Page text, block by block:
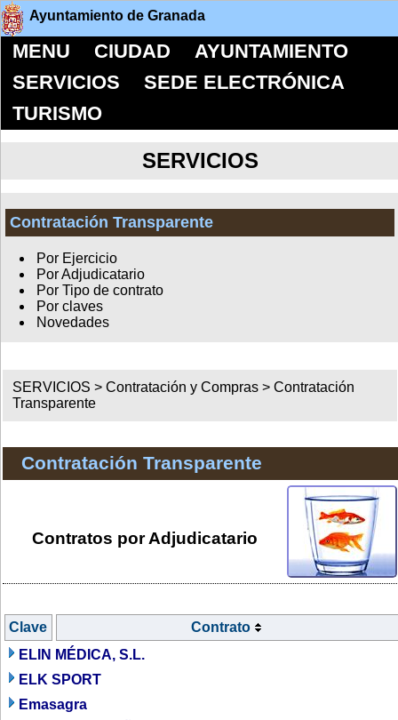
Ayuntamiento de Granada
MENU CIUDAD
AYUNTAMIENTO
SERVICIOS
SEDE ELECTRÓNICA
TURISMO
SERVICIOS
Contratación Transparente
Por Ejercicio
Por Adjudicatario
Por Tipo de contrato
Por claves
Novedades
SERVICIOS >Contratación y Compras >Contratación
Transparente
Contratación Transparente
Contratos por Adjudicatario
Clave
Contrato
ELIN MÉDICA, S.L.
ELK SPORT
Emasagra